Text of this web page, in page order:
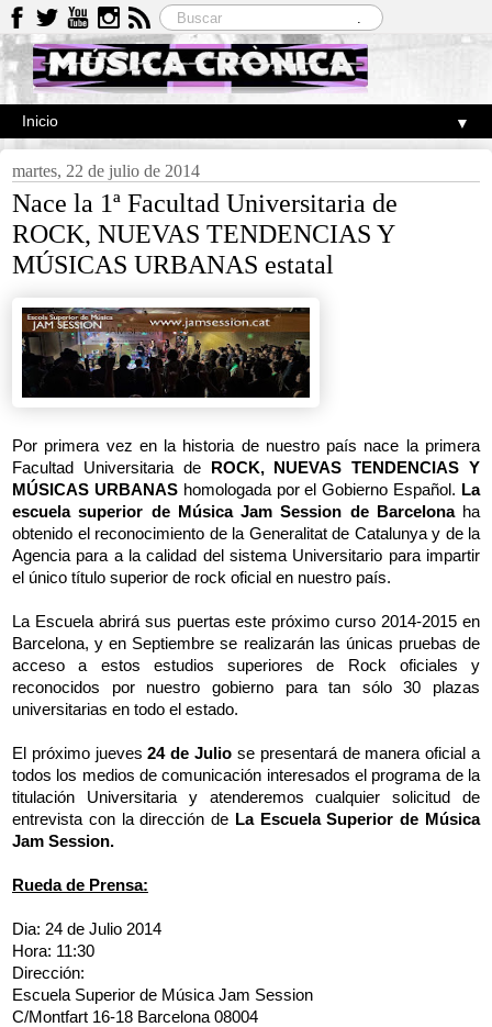
▼
martes, 22 de julio de 2014
Nace la 1ª Facultad Universitaria de
ROCK, NUEVAS TENDENCIAS Y
MÚSICAS URBANAS estatal
Por primera vez en la historia de nuestro país nace la primera
Facultad Universitaria de
ROCK, NUEVAS TENDENCIAS Y
MÚSICAS URBANAShomologada por el Gobierno Español. La
escuela superior de Música Jam Session de Barcelona ha
obtenido el reconocimiento de la Generalitat de Catalunya y de la
Agencia para a la calidad del sistema Universitario para impartir
el único título superior de rock oficial en nuestro país.
La Escuela abrirá sus puertas este próximo curso 2014-2015 en
Barcelona, y en Septiembre se realizarán las únicas pruebas de
acceso a estos estudios superiores de Rock oficiales y
reconocidos por nuestro gobierno para tan sólo 30 plazas
universitarias en todo el estado.
El próximo jueves24 de Julio se presentará de manera oficial a
todos los medios de comunicación interesados el programa de la
titulación Universitaria y atenderemos cualquier solicitud de
entrevista con la dirección de La Escuela Superior de Música
Jam Session.
Rueda de Prensa:
Dia: 24 de Julio 2014
Hora: 11:30
Dirección:
Escuela Superior de Música Jam Session
C/Montfart 16-18 Barcelona 08004